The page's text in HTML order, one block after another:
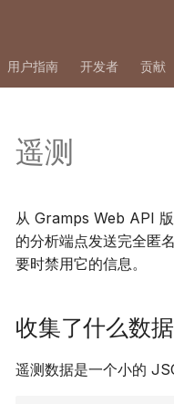
用户指南 开发者 贡献
遥测
从 Gramps Web API
的分析端点发送完全匿
要时禁用它的信息。
收集了什么数据
遥测数据是一个小的